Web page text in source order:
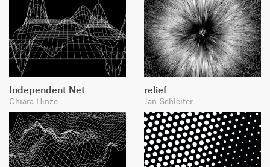
Independent Net
Chiara Hinze
relief
Jan Schleiter